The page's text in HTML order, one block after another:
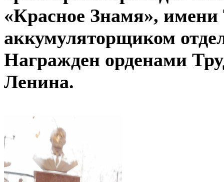
«Красное Знамя», имени
аккумуляторщиком
Награжден орденами
Ленина.